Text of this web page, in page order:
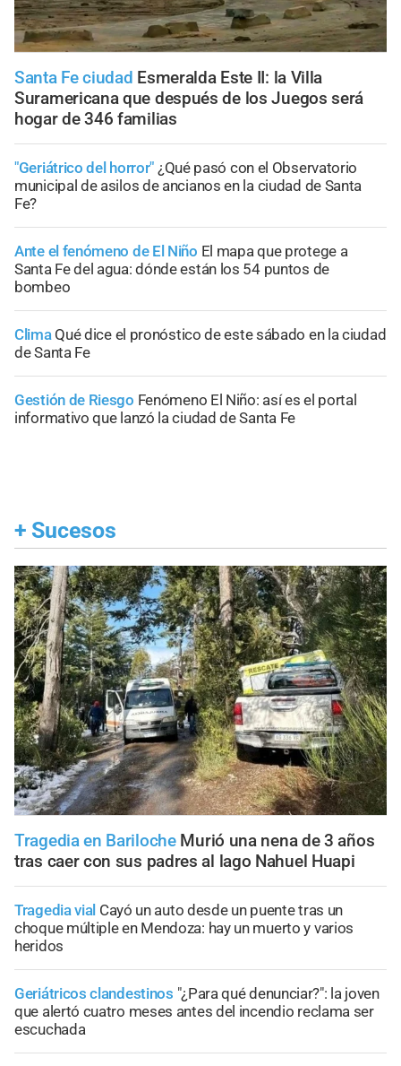
Santa Fe ciudad Esmeralda Este II: la Villa
Suramericana que después de los Juegos será
hogar de 346 familias
"Geriátrico del horror" ¿Qué pasó con el Observatorio
municipal de asilos de ancianos en la ciudad de Santa
Fe?
Ante el fenómeno de El Niño El mapa que protege a
Santa Fe del agua: dónde están los 54 puntos de
bombeo
Clima Qué dice el pronóstico de este sábado en la ciudad
de Santa Fe
Gestión de Riesgo Fenómeno El Niño: así es el portal
informativo que lanzó la ciudad de Santa Fe
+ Sucesos
Tragedia en Bariloche Murió una nena de 3 años
tras caer con sus padres al lago Nahuel Huapi
Tragedia vial Cayó un auto desde un puente tras un
choque múltiple en Mendoza: hay un muerto y varios
heridos
Geriátricos clandestinos "¿Para qué denunciar?": la joven
que alertó cuatro meses antes del incendio reclama ser
escuchada